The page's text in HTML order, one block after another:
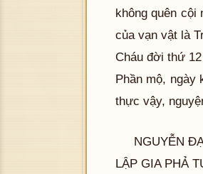
không quên
của vạn vật là
Cháu đời thứ
Phần mộ, ngày
thực vậy,
NGUYỄN
LẬP GIA PHẢ